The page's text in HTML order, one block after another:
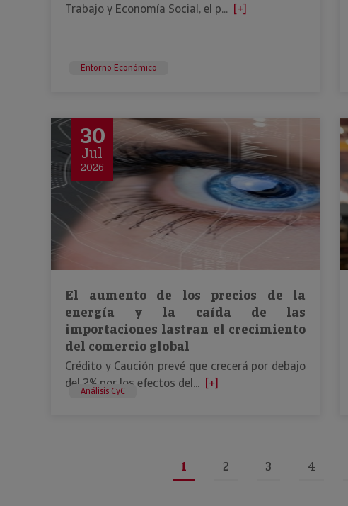
Trabajo y Economía Social, el p... [+]
Entorno Económico
30
Jul
2026
El aumento de los precios de la
energía y la caída de las
importaciones lastran el crecimiento
del comercio global
Crédito y Caución prevé que crecerá por debajo
del 2% por los efectos del... [+]
Análisis CyC
1 2 3 4